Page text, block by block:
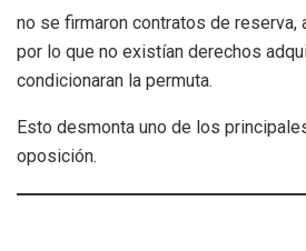
no se firmaron contratos de reserva,
por lo que no existían derechos
condicionaran la permuta.
Esto desmonta uno de los
oposición.